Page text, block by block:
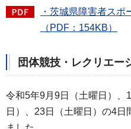
・茨城県障害者ス
（PDF：154KB）
団体競技・レクリエー
令和5年9月9日（土曜日）、
日）、23日（土曜日）の4日